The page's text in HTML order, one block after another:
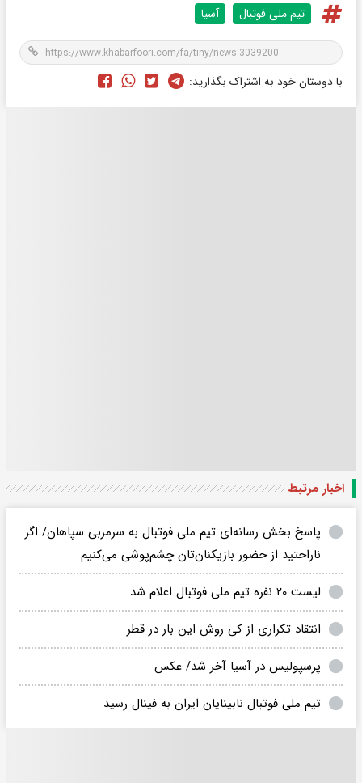
تیم ملی فوتبال آسیا
با دوستان خود به اشتراک بگذارید:
اخبار مرتبط
پاسخ بخش رسانه‌ای تیم ملی فوتبال به سرمربی سپاهان/ اگر
ناراحتید از حضور بازیکنان‌تان چشم‌پوشی می‌کنیم
لیست ۲۰ نفره تیم ملی فوتبال اعلام شد
انتقاد تکراری از کی روش این بار در قطر
پرسپولیس در آسیا آخر شد/ عکس
تیم ملی فوتبال نابینایان ایران به فینال رسید